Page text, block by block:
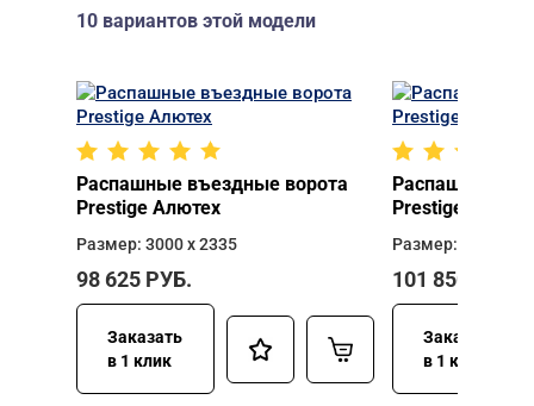
10 вариантов этой модели
Распашные въездные ворота
Prestige Алютех
Размер: 3000 х 2335
98 625 РУБ.
Заказать
в 1 клик
Распашные
Prestige
Размер: 3000 х
101 850
Заказать
в 1 клик